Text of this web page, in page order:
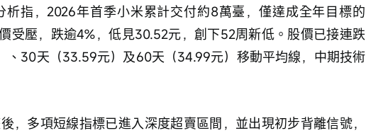
析指，2026年首季小米累計交付約8萬臺，僅達成全年目標的
受壓，跌逾4%，低見30.52元，創下52周新低。股價已接連跌
、30天（33.59元）及60天（34.99元）移動平均線，中期技術
，多項短線指標已進入深度超賣區間，並出現初步背離信號，